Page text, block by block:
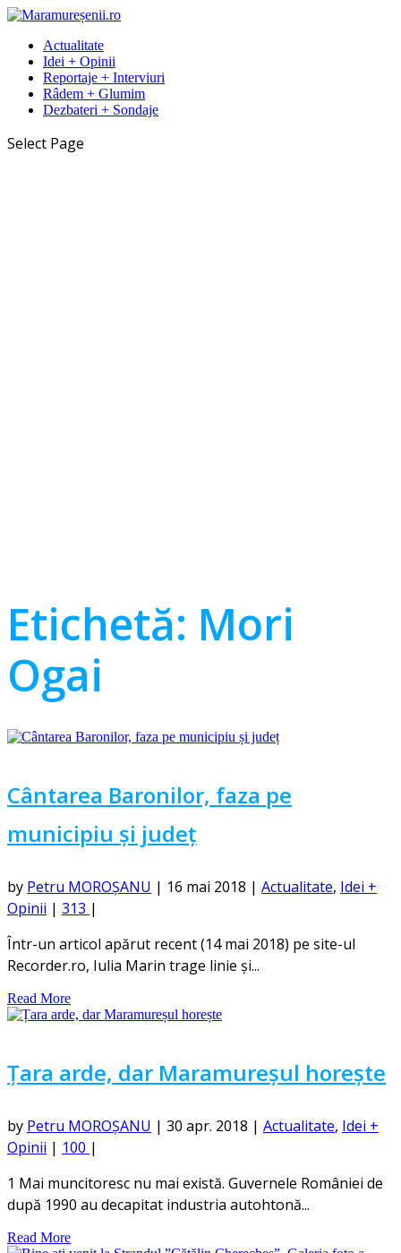
Actualitate
Idei + Opinii
Reportaje + Interviuri
Râdem + Glumim
Dezbateri + Sondaje
Select Page
Etichetă: Mori
Ogai
Cântarea Baronilor, faza pe
municipiu și județ
by Petru MOROȘANU | 16 mai 2018 | Actualitate, Idei +
Opinii | 313 |
Într-un articol apărut recent (14 mai 2018) pe site-ul
Recorder.ro, Iulia Marin trage linie și...
Read More
Țara arde, dar Maramureșul horește
by Petru MOROȘANU | 30 apr. 2018 | Actualitate, Idei +
Opinii | 100 |
1 Mai muncitoresc nu mai există. Guvernele României de
după 1990 au decapitat industria autohtonă...
Read More